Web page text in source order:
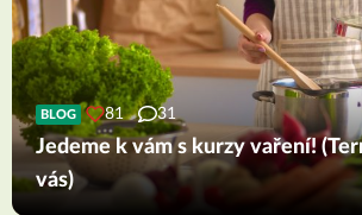
BLOG 81 31
Jedeme k vám s kurzy vaření!
vás)